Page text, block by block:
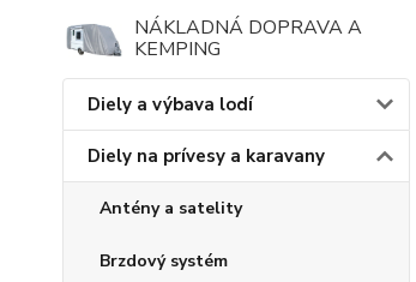
NÁKLADNÁ DOPRAVA A
KEMPING
Diely a výbava lodí
Diely na prívesy a karavany
Antény a satelity
Brzdový systém